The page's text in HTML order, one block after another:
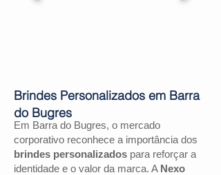
Em Barra do Bugres, o mercado
corporativo reconhece a importância dos
brindes personalizados para reforçar a
identidade e o valor da marca. A Nexo
Brindes Personalizados em Barra
do Bugres